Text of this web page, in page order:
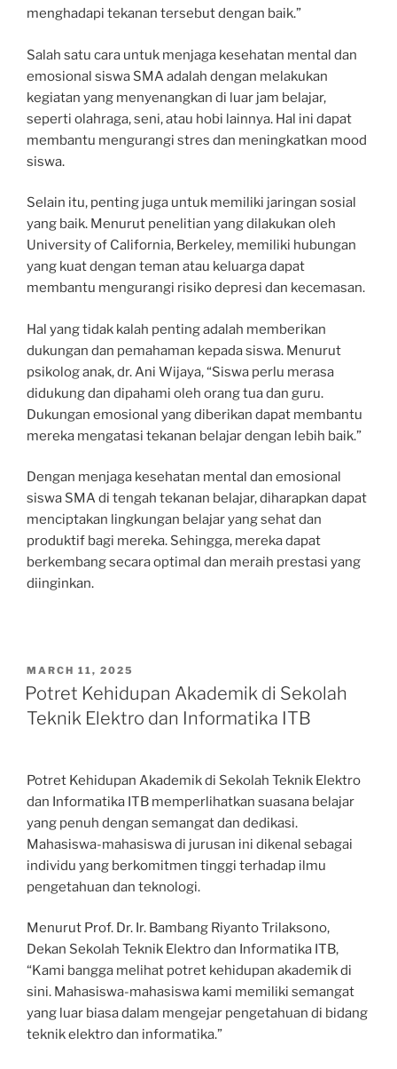
menghadapi tekanan tersebut dengan baik.”
Salah satu cara untuk menjaga kesehatan mental dan
emosional siswa SMA adalah dengan melakukan
kegiatan yang menyenangkan di luar jam belajar,
seperti olahraga, seni, atau hobi lainnya. Hal ini dapat
membantu mengurangi stres dan meningkatkan mood
siswa.
Selain itu, penting juga untuk memiliki jaringan sosial
yang baik. Menurut penelitian yang dilakukan oleh
University of California, Berkeley, memiliki hubungan
yang kuat dengan teman atau keluarga dapat
membantu mengurangi risiko depresi dan kecemasan.
Hal yang tidak kalah penting adalah memberikan
dukungan dan pemahaman kepada siswa. Menurut
psikolog anak, dr. Ani Wijaya, “Siswa perlu merasa
didukung dan dipahami oleh orang tua dan guru.
Dukungan emosional yang diberikan dapat membantu
mereka mengatasi tekanan belajar dengan lebih baik.”
Dengan menjaga kesehatan mental dan emosional
siswa SMA di tengah tekanan belajar, diharapkan dapat
menciptakan lingkungan belajar yang sehat dan
produktif bagi mereka. Sehingga, mereka dapat
berkembang secara optimal dan meraih prestasi yang
diinginkan.
POSTED
ON
MARCH 11, 2025
Potret Kehidupan Akademik di Sekolah
Teknik Elektro dan Informatika ITB
Potret Kehidupan Akademik di Sekolah Teknik Elektro
dan Informatika ITB memperlihatkan suasana belajar
yang penuh dengan semangat dan dedikasi.
Mahasiswa-mahasiswa di jurusan ini dikenal sebagai
individu yang berkomitmen tinggi terhadap ilmu
pengetahuan dan teknologi.
Menurut Prof. Dr. Ir. Bambang Riyanto Trilaksono,
Dekan Sekolah Teknik Elektro dan Informatika ITB,
“Kami bangga melihat potret kehidupan akademik di
sini. Mahasiswa-mahasiswa kami memiliki semangat
yang luar biasa dalam mengejar pengetahuan di bidang
teknik elektro dan informatika.”